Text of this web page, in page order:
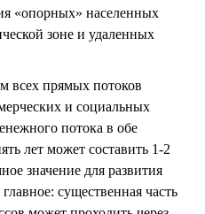
«опорных» населенных
зоне и удаленных
всех прямых потоков
и социальных
потока в обе
лет может составить 1-2
значение для развития
существенная часть